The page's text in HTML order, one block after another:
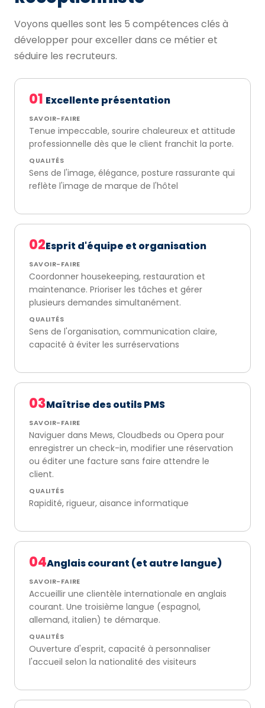
Voyons quelles sont les 5 compétences clés à
développer pour exceller dans ce métier et
séduire les recruteurs.
01 Excellente présentation
SAVOIR-FAIRE
Tenue impeccable, sourire chaleureux et attitude
professionnelle dès que le client franchit la porte.
QUALITÉS
Sens de l'image, élégance, posture rassurante qui
reflète l'image de marque de l'hôtel
02Esprit d'équipe et organisation
SAVOIR-FAIRE
Coordonner housekeeping, restauration et
maintenance. Prioriser les tâches et gérer
plusieurs demandes simultanément.
QUALITÉS
Sens de l'organisation, communication claire,
capacité à éviter les surréservations
03Maîtrise des outils PMS
SAVOIR-FAIRE
Naviguer dans Mews, Cloudbeds ou Opera pour
enregistrer un check-in, modifier une réservation
ou éditer une facture sans faire attendre le
client.
QUALITÉS
Rapidité, rigueur, aisance informatique
04Anglais courant (et autre langue)
SAVOIR-FAIRE
Accueillir une clientèle internationale en anglais
courant. Une troisième langue (espagnol,
allemand, italien) te démarque.
QUALITÉS
Ouverture d'esprit, capacité à personnaliser
l'accueil selon la nationalité des visiteurs